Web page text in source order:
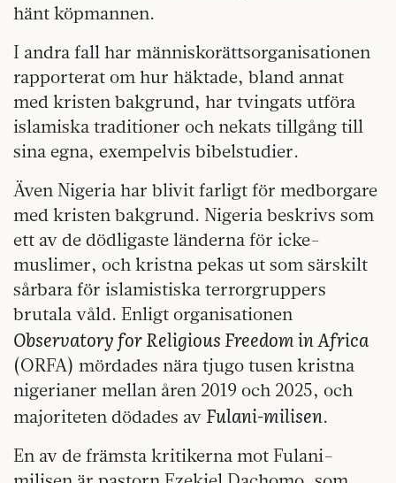
hänt köpmannen.
I andra fall har människorättsorganisationen
rapporterat om hur häktade, bland annat
med kristen bakgrund, har tvingats utföra
islamiska traditioner och nekats tillgång till
sina egna, exempelvis bibelstudier.
Även Nigeria har blivit farligt för medborgare
med kristen bakgrund. Nigeria beskrivs som
ett av de dödligaste länderna för icke-
muslimer, och kristna pekas ut som särskilt
sårbara för islamistiska terrorgruppers
brutala våld. Enligt organisationen
Observatory for Religious Freedom in Africa
(ORFA) mördades nära tjugo tusen kristna
nigerianer mellan åren 2019 och 2025, och
majoriteten dödades av Fulani-milisen.
En av de främsta kritikerna mot Fulani-